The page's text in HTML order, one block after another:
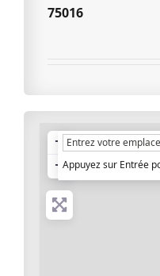
75016
+
−Appuyez sur Entrée